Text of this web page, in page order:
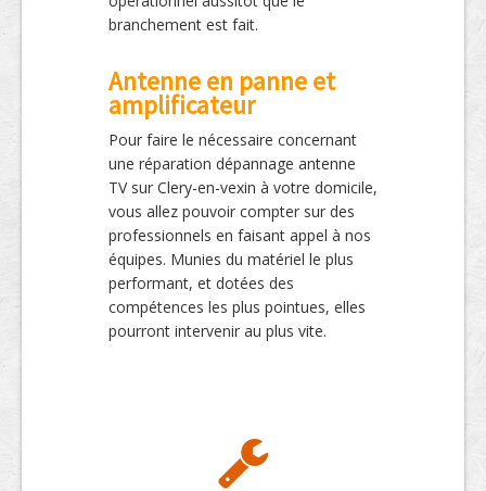
branchement est fait.
Antenne en panne et
amplificateur
Pour faire le nécessaire concernant
une réparation dépannage antenne
TV sur Clery-en-vexin à votre domicile,
vous allez pouvoir compter sur des
professionnels en faisant appel à nos
équipes. Munies du matériel le plus
performant, et dotées des
compétences les plus pointues, elles
pourront intervenir au plus vite.